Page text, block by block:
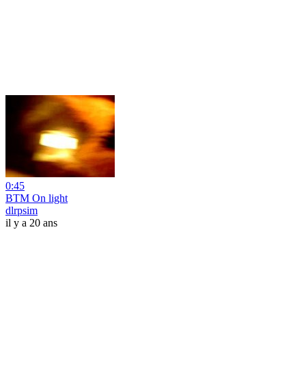
0:45
BTM On light
dlrpsim
il y a 20 ans